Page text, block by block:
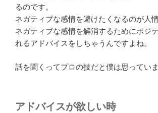
るのです。
ネガティブな感情を避けたくなるのが人情
ネガティブな感情を解消するためにポジ
れるアドバイスをしちゃうんですよね。
話を聞くってプロの技だと僕は思っていま
アドバイスが欲しい時